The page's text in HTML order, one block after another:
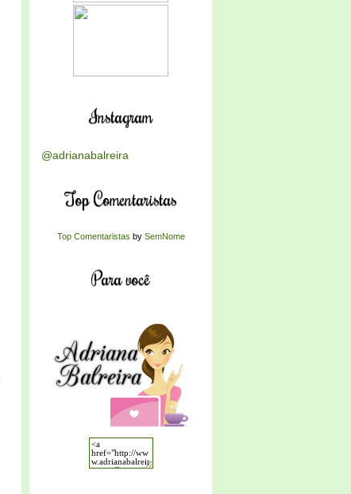
Instagram
@adrianabalreira
Top Comentaristas
Top Comentaristas by SemNome
Para você